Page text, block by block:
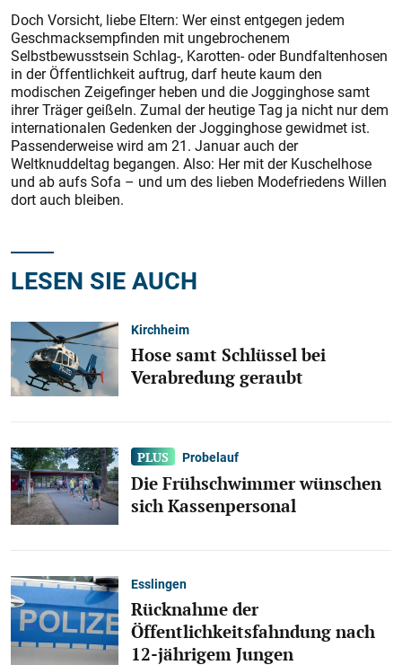
Doch Vorsicht, liebe Eltern: Wer einst entgegen jedem
Geschmacksempfinden mit ungebrochenem
Selbstbewusstsein Schlag-, Karotten- oder Bundfaltenhosen
in der Öffentlichkeit auftrug, darf heute kaum den
modischen Zeigefinger heben und die Jogginghose samt
ihrer Träger geißeln. Zumal der heutige Tag ja nicht nur dem
internationalen Gedenken der Jogginghose gewidmet ist.
Passenderweise wird am 21. Januar auch der
Weltknuddeltag begangen. Also: Her mit der Kuschelhose
und ab aufs Sofa – und um des lieben Modefriedens Willen
dort auch bleiben.
LESEN SIE AUCH
Kirchheim
Hose samt Schlüssel bei
Verabredung geraubt
Probelauf
Die Frühschwimmer wünschen
sich Kassenpersonal
Esslingen
Rücknahme der
Öffentlichkeitsfahndung nach
12-jährigem Jungen